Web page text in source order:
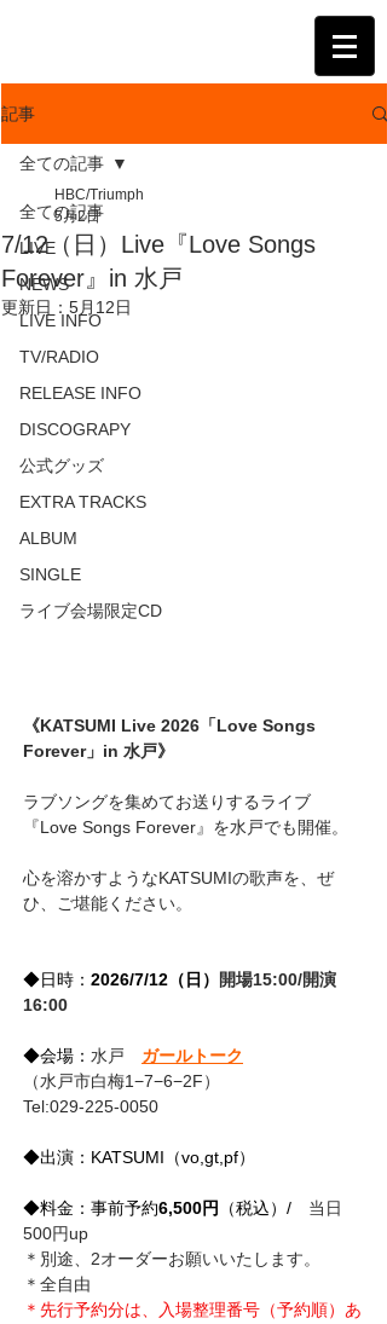
記事
全ての記事
LIVE
NEWS
LIVE INFO
TV/RADIO
RELEASE INFO
DISCOGRAPY
公式グッズ
EXTRA TRACKS
ALBUM
SINGLE
ライブ会場限定CD
全ての記事
7/12（日）Live『Love Songs
Forever』in 水戸
HBC/Triumph
5月2日
更新日： 5月12日
《KATSUMI Live 2026「Love Songs
Forever」in 水戸》
ラブソングを集めてお送りするライブ
『Love Songs Forever』を水戸でも開催。
心を溶かすようなKATSUMIの歌声を、ぜ
ひ、ご堪能ください。
◆日時： 2026/7/12（日）
開場15:00/開演
16:00
◆会場： 水戸 ガールトーク
（水戸市白梅1−7−6−2F）
Tel:029-225-0050
◆出演：KATSUMI（vo,gt,pf）
◆料金：事前予約6,500円 （税込）/ 当日
500円up
＊別途、2オーダーお願いいたします。
＊全自由
＊先行予約分は、入場整理番号（予約順）あ